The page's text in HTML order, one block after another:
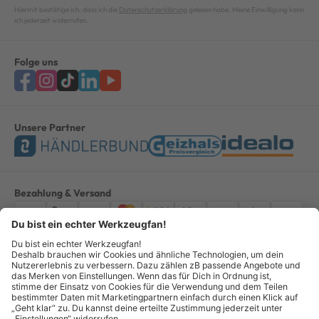
Hiermit bestätige ich, dass ich die Datenschutzerklärung gelesen habe. Meine Einwilligung kann
ich jederzeit widerrufen.
Folge uns
Unsere Partner
Bezahlung & Versand
ImpressumAGBDatenschutzWiderruf Vertrag widerrufen
Alle Preise verstehen sich inkl. ges. MwSt. *Kostenloser Versand innerhalb
Deutschlands, bei Bestellungen ab 100,00 Euro.
© Copyright 2026 GOTOOLS GmbH - Alle Rechte vorbehalten. powered by